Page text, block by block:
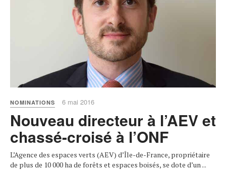
NOMINATIONS 6 mai 2016
Nouveau directeur à l’AEV et
chassé-croisé à l’ONF
L’Agence des espaces verts (AEV) d’Île-de-France, propriétaire
de plus de 10 000 ha de forêts et espaces boisés, se dote d’un ...